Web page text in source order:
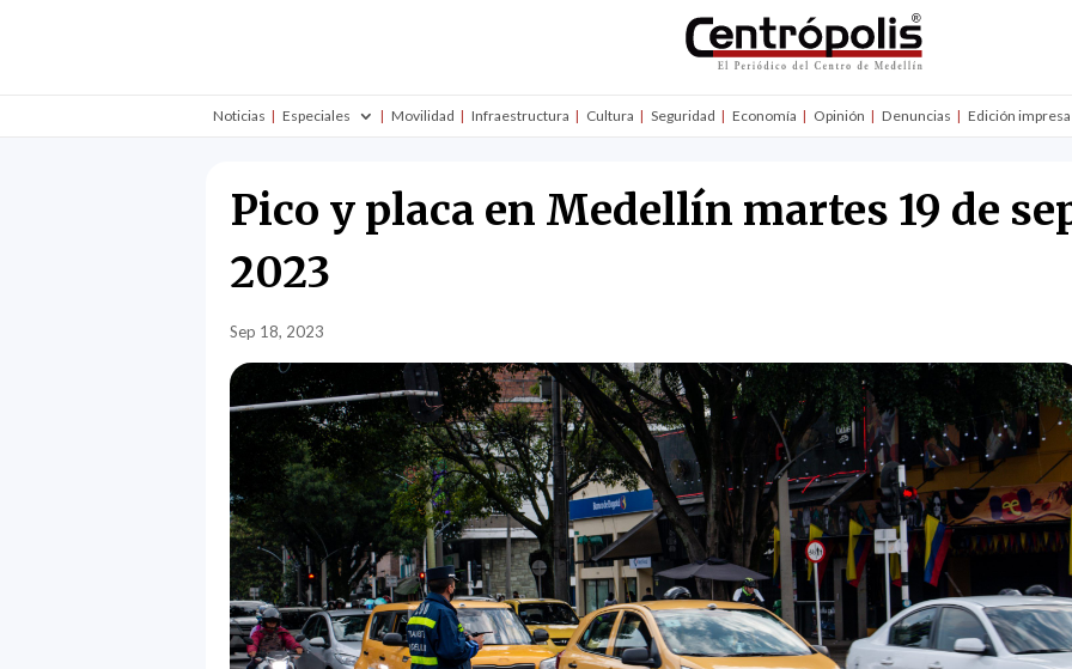
Noticias Especiales Movilidad Infraestructura Cultura Seguridad Economía Opinión Denuncias Edición impresa
Pico y placa en Medellín martes 19 de
2023
Sep 18, 2023